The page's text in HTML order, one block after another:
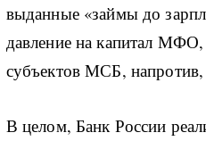
выданные «займы до
давление на капитал МФО,
субъектов МСБ, напротив,
В целом, Банк России